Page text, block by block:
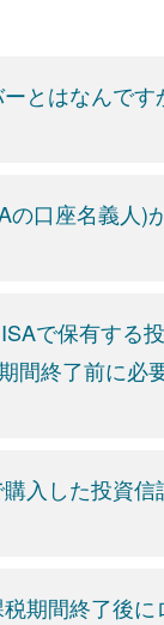
とはなんです
の口座名義人)
で保有する
間終了前に必
入した投資
期間終了後